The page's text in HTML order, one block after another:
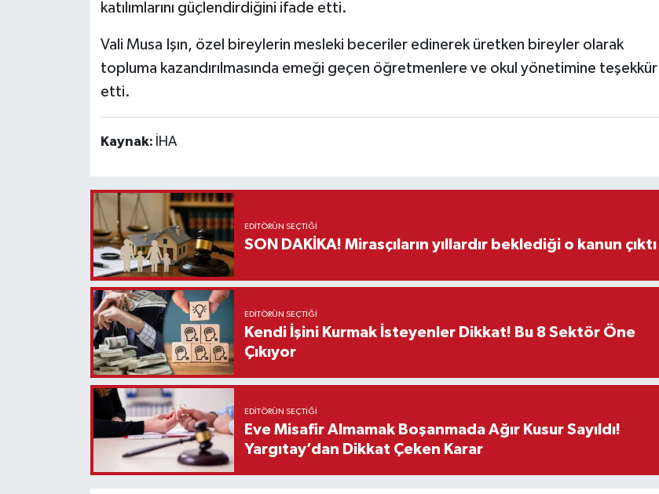
katılımlarını güçlendirdiğini ifade etti.
Vali Musa Işın, özel bireylerin mesleki beceriler edinerek üretken bireyler olarak
topluma kazandırılmasında emeği geçen öğretmenlere ve okul yönetimine teşekkür
etti.
Kaynak: İHA
EDITÖRÜN SEÇTIĞI
SON DAKİKA! Mirasçıların yıllardır beklediği o kanun çıktı
EDITÖRÜN SEÇTIĞI
Kendi İşini Kurmak İsteyenler Dikkat! Bu 8 Sektör Öne
Çıkıyor
EDITÖRÜN SEÇTIĞI
Eve Misafir Almamak Boşanmada Ağır Kusur Sayıldı!
Yargıtay’dan Dikkat Çeken Karar